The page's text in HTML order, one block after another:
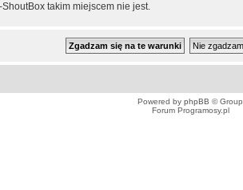
takim miejscem nie jest.
Powered by phpBB © Group
Forum Programosy.pl